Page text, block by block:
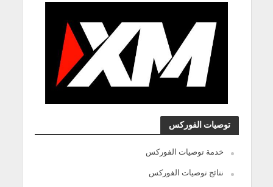
توصيات الفوركس
خدمة توصيات الفوركس
نتائج توصيات الفوركس